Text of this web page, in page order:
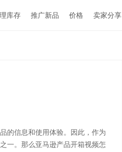
库存 推广新品 价格 卖家分享
的信息和使用体验。因此，作为
一。那么亚马逊产品开箱视频怎